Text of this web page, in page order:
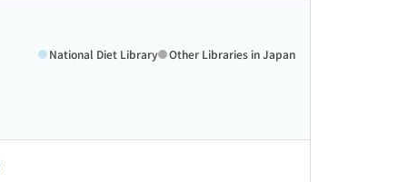
National Diet Library Other Libraries in Japan